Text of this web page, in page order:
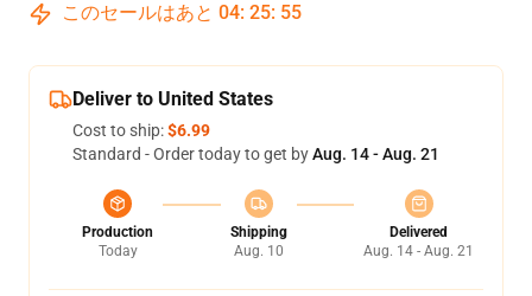
このセールはあと 04: 25: 55
Deliver to United States
Cost to ship:$6.99
Standard - Order today to get byAug. 14 - Aug. 21
Production
Today
Shipping
Aug. 10
Delivered
Aug. 14 - Aug. 21